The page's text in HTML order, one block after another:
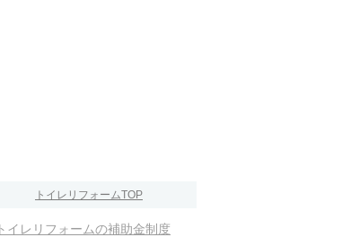
トイレリフォームTOP
トイレリフォームの補助金制度